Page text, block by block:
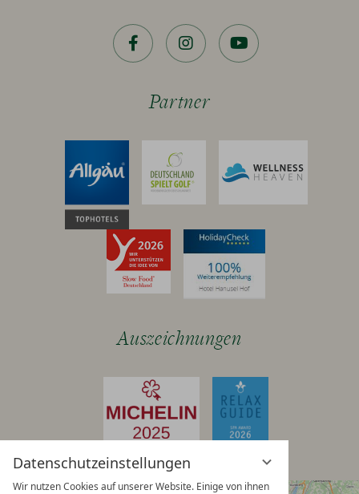
Datenschutzeinstellungen
Wir nutzen Cookies auf unserer Website. Einige von ihnen
Facebook Instagram
Partner
Auszeichnungen